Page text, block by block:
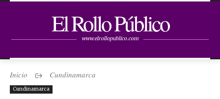
El Rollo Público
www.elrollopublico.com
Inicio Cundinamarca
Cundinamarca